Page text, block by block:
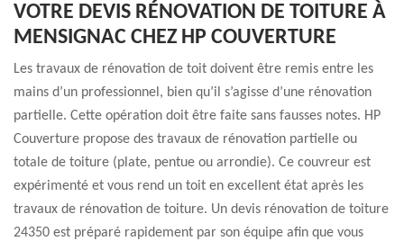
VOTRE DEVIS RÉNOVATION DE TOITURE À
MENSIGNAC CHEZ HP COUVERTURE
Les travaux de rénovation de toit doivent être remis entre les
mains d’un professionnel, bien qu’il s’agisse d’une rénovation
partielle. Cette opération doit être faite sans fausses notes. HP
Couverture propose des travaux de rénovation partielle ou
totale de toiture (plate, pentue ou arrondie). Ce couvreur est
expérimenté et vous rend un toit en excellent état après les
travaux de rénovation de toiture. Un devis rénovation de toiture
24350 est préparé rapidement par son équipe afin que vous